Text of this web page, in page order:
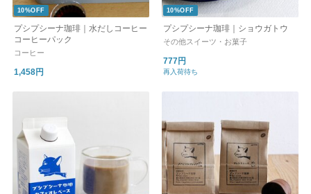
10%OFF
プシプシーナ珈琲｜水だしコーヒー
コーヒーパック
コーヒー
1,458円
10%OFF
プシプシーナ珈琲｜ショウガトウ
その他スイーツ・お菓子
777円
再入荷待ち